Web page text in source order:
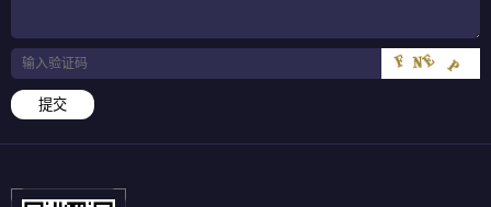
提交